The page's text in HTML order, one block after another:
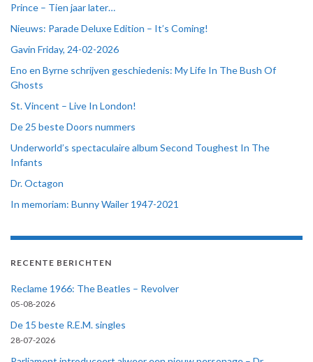
Prince – Tien jaar later…
Nieuws: Parade Deluxe Edition – It’s Coming!
Gavin Friday, 24-02-2026
Eno en Byrne schrijven geschiedenis: My Life In The Bush Of
Ghosts
St. Vincent – Live In London!
De 25 beste Doors nummers
Underworld’s spectaculaire album Second Toughest In The
Infants
Dr. Octagon
In memoriam: Bunny Wailer 1947-2021
RECENTE BERICHTEN
Reclame 1966: The Beatles – Revolver
05-08-2026
De 15 beste R.E.M. singles
28-07-2026